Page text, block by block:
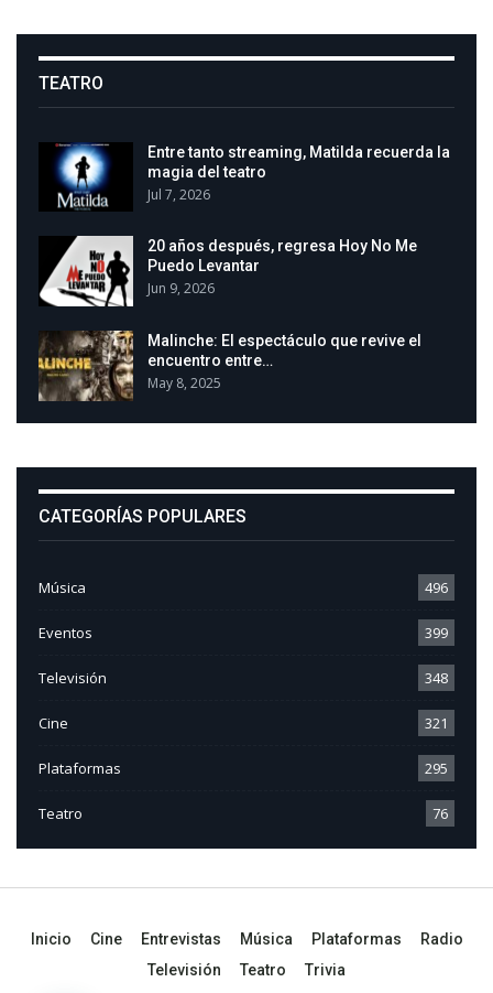
TEATRO
Entre tanto streaming, Matilda recuerda la
magia del teatro
Jul 7, 2026
20 años después, regresa Hoy No Me
Puedo Levantar
Jun 9, 2026
Malinche: El espectáculo que revive el
encuentro entre…
May 8, 2025
CATEGORÍAS POPULARES
Música 496
Eventos 399
Televisión 348
Cine 321
Plataformas 295
Teatro 76
Inicio Cine Entrevistas Música Plataformas
Radio
Televisión
Teatro Trivia